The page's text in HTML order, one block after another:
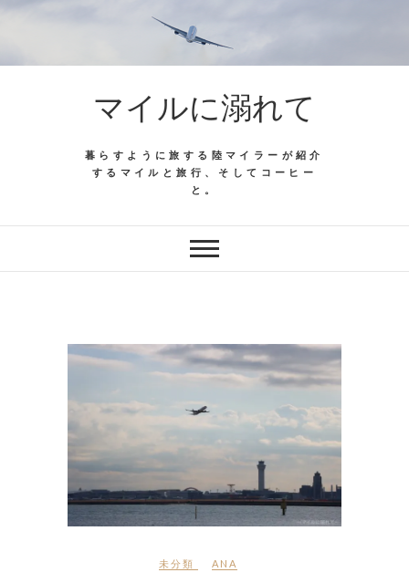
マイルに溺れて
暮らすように旅する陸マイラーが紹介
するマイルと旅行、そしてコーヒー
と。
未分類 ANA